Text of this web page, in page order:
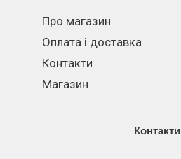
Про магазин
Оплата і доставка
Контакти
Магазин
Контакти